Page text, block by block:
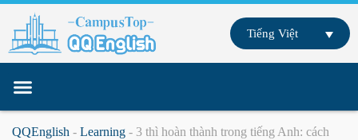
content
Tiếng Việt
QQEnglish - Learning - 3 thì hoàn thành trong tiếng Anh: cách